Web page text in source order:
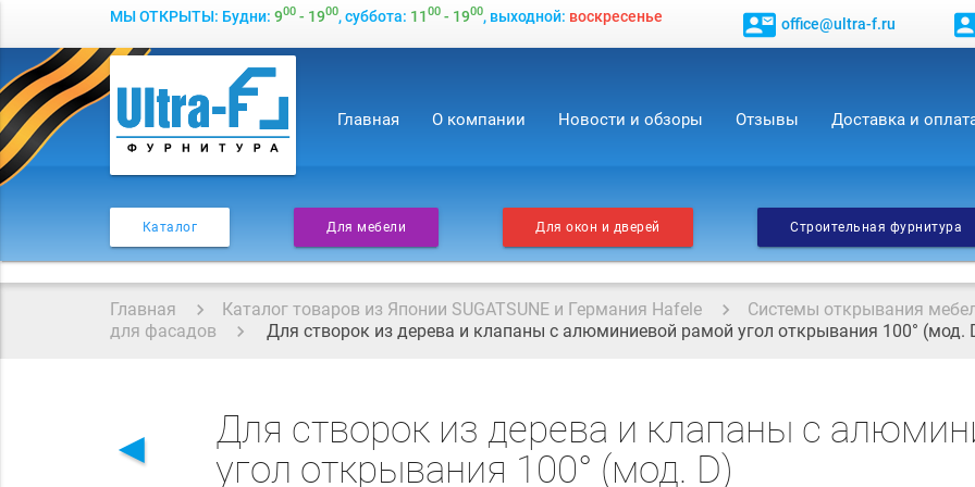
МЫ ОТКРЫТЫ: Будни: 900- 1900, суббота: 1100- 1900, выходной: воскресенье contact_mail office@ultra-f.ru
Главная О компании Новости и обзоры Отзывы Доставка и
Каталог Для мебели Для окон и дверей Строительная фурнитура
Главная Каталог товаров из Японии SUGATSUNE и Германия Hafele Системы открывания
для фасадов
Для створок из дерева и клапаны с алюминиевой рамой угол открывания 100° (мод.
◄
Для створок из дерева и клапаны с
угол открывания 100° (мод. D)